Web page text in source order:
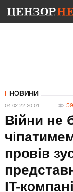
НОВИНИ
04.02.22 20:01
Війни не
провів
IT-